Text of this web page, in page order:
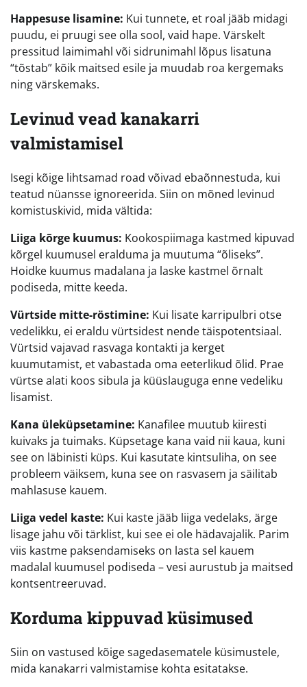
Happesuse lisamine: Kui tunnete, et roal jääb midagi
puudu, ei pruugi see olla sool, vaid hape. Värskelt
pressitud laimimahl või sidrunimahl lõpus lisatuna
“tõstab” kõik maitsed esile ja muudab roa kergemaks
ning värskemaks.
Levinud vead kanakarri
valmistamisel
Isegi kõige lihtsamad road võivad ebaõnnestuda, kui
teatud nüansse ignoreerida. Siin on mõned levinud
komistuskivid, mida vältida:
Liiga kõrge kuumus: Kookospiimaga kastmed kipuvad
kõrgel kuumusel eralduma ja muutuma “õliseks”.
Hoidke kuumus madalana ja laske kastmel õrnalt
podiseda, mitte keeda.
Vürtside mitte-röstimine: Kui lisate karripulbri otse
vedelikku, ei eraldu vürtsidest nende täispotentsiaal.
Vürtsid vajavad rasvaga kontakti ja kerget
kuumutamist, et vabastada oma eeterlikud õlid. Prae
vürtse alati koos sibula ja küüslauguga enne vedeliku
lisamist.
Kana üleküpsetamine: Kanafilee muutub kiiresti
kuivaks ja tuimaks. Küpsetage kana vaid nii kaua, kuni
see on läbinisti küps. Kui kasutate kintsuliha, on see
probleem väiksem, kuna see on rasvasem ja säilitab
mahlasuse kauem.
Liiga vedel kaste: Kui kaste jääb liiga vedelaks, ärge
lisage jahu või tärklist, kui see ei ole hädavajalik. Parim
viis kastme paksendamiseks on lasta sel kauem
madalal kuumusel podiseda – vesi aurustub ja maitsed
kontsentreeruvad.
Korduma kippuvad küsimused
Siin on vastused kõige sagedasematele küsimustele,
mida kanakarri valmistamise kohta esitatakse.